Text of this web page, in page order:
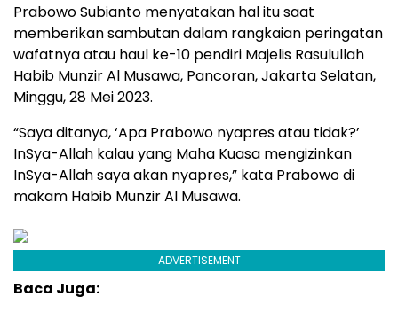
Prabowo Subianto menyatakan hal itu saat
memberikan sambutan dalam rangkaian peringatan
wafatnya atau haul ke-10 pendiri Majelis Rasulullah
Habib Munzir Al Musawa, Pancoran, Jakarta Selatan,
Minggu, 28 Mei 2023.
“Saya ditanya, ‘Apa Prabowo nyapres atau tidak?’
InSya-Allah kalau yang Maha Kuasa mengizinkan
InSya-Allah saya akan nyapres,” kata Prabowo di
makam Habib Munzir Al Musawa.
ADVERTISEMENT
Baca Juga: